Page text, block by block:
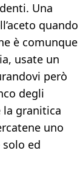
Una
quando
è comunque
usate un
però
degli
la granitica
uno
ed